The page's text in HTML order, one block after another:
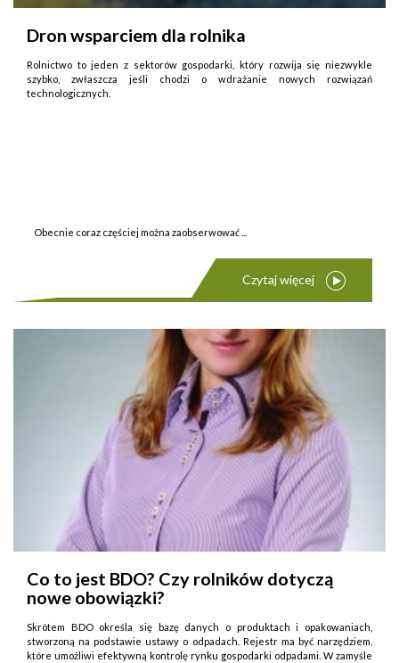
Dron wsparciem dla rolnika
Rolnictwo to jeden z sektorów gospodarki, który rozwija się niezwykle
szybko, zwłaszcza jeśli chodzi o wdrażanie nowych rozwiązań
technologicznych.
Obecnie coraz częściej można zaobserwować ...
Czytaj więcej
Co to jest BDO? Czy rolników dotyczą
nowe obowiązki?
Skrótem BDO określa się bazę danych o produktach i opakowaniach,
stworzoną na podstawie ustawy o odpadach. Rejestr ma być narzędziem,
które umożliwi efektywną kontrolę rynku gospodarki odpadami. W zamyśle